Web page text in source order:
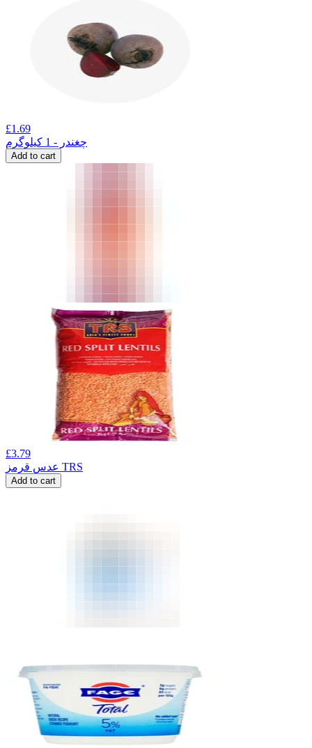
£1.69
چغندر - 1 کیلوگرم
Add to cart
£3.79
عدس قرمز TRS
Add to cart